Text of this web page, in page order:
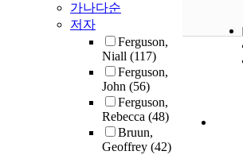
가나다순
저자
Ferguson,
Niall (117)
Ferguson,
John (56)
Ferguson,
Rebecca (48)
Bruun,
Geoffrey (42)